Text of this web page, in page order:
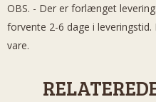
OBS. - Der er forlænget
forvente 2-6 dage i
vare.